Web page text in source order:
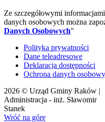
Ze szczegółowymi
danych osobowych można
Danych Osobowych"
Polityka prywatności
Dane teleadresowe
Deklaracja dostępności
Ochrona danych
2026 © Urząd Gminy Raków |
Administracja - inż. Sławomir
Stanek
Wróć na górę